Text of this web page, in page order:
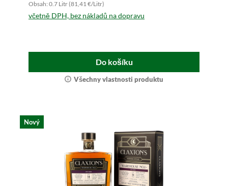
Obsah: 0.7 Litr (81,41 €/Litr)
včetně DPH, bez nákladů na dopravu
Do košíku
Všechny vlastnosti produktu
Nový